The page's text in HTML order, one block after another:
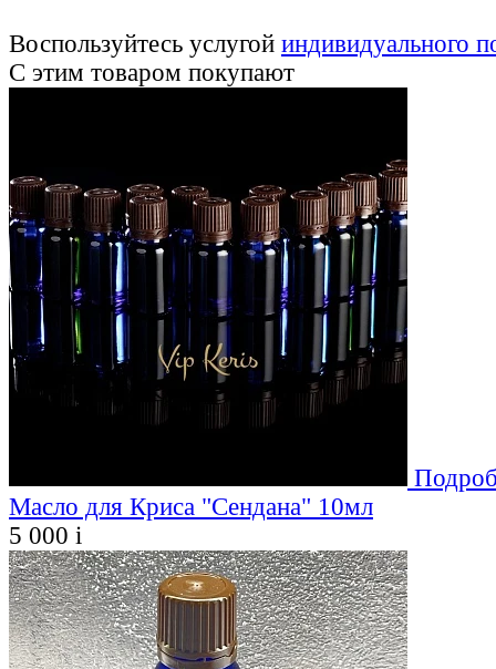
Воспользуйтесь услугой индивидуального
С этим товаром покупают
Масло для Криса "Сендана" 10мл
5 000 i